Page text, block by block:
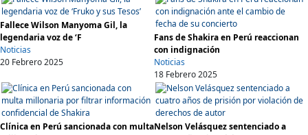
Fallece Wilson Manyoma Gil, la
legendaria voz de ‘F
Noticias
20 Febrero 2025
Fans de Shakira en Perú reaccionan
con indignación
Noticias
18 Febrero 2025
Clínica en Perú sancionada con multaNelson Velásquez sentenciado a